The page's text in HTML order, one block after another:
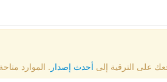
أحدث إصدار . الموارد